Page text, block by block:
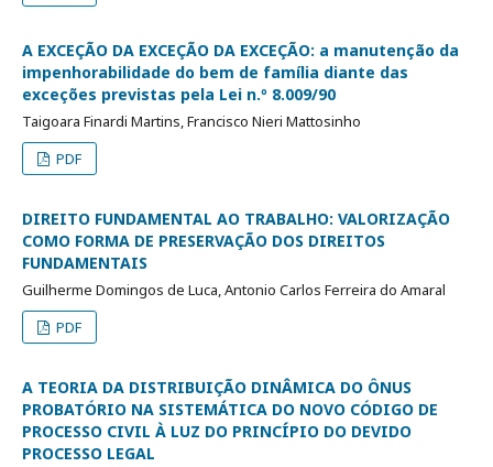
A EXCEÇÃO DA EXCEÇÃO DA EXCEÇÃO: a manutenção da
impenhorabilidade do bem de família diante das
exceções previstas pela Lei n.º 8.009/90
Taigoara Finardi Martins, Francisco Nieri Mattosinho
PDF
DIREITO FUNDAMENTAL AO TRABALHO: VALORIZAÇÃO
COMO FORMA DE PRESERVAÇÃO DOS DIREITOS
FUNDAMENTAIS
Guilherme Domingos de Luca, Antonio Carlos Ferreira do Amaral
PDF
A TEORIA DA DISTRIBUIÇÃO DINÂMICA DO ÔNUS
PROBATÓRIO NA SISTEMÁTICA DO NOVO CÓDIGO DE
PROCESSO CIVIL À LUZ DO PRINCÍPIO DO DEVIDO
PROCESSO LEGAL